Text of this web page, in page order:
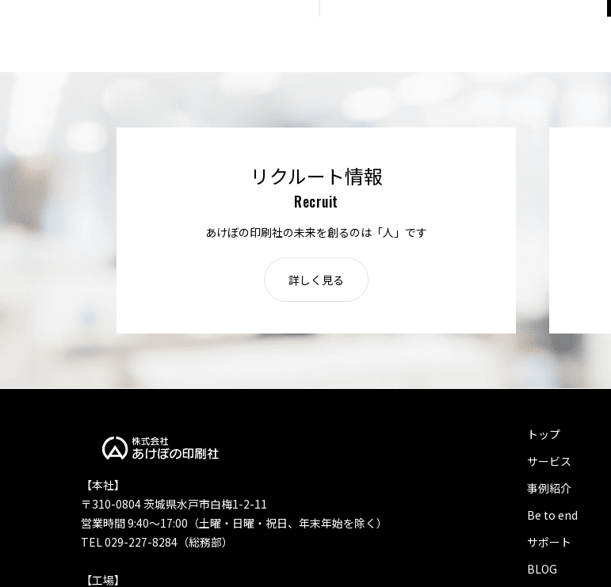
リクルート情報
Recruit
あけぼの印刷社の未来を創るのは「人」です
詳しく見る
【本社】
〒310-0804 茨城県水戸市白梅1-2-11
営業時間 9:40〜17:00（土曜・日曜・祝日、年末年始を除く）
TEL 029-227-8284（総務部）
【工場】
トップ
サービス
事例紹介
Be to end
サポート
BLOG